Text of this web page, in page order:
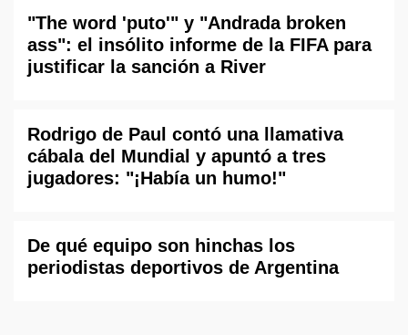
"The word 'puto'" y "Andrada broken
ass": el insólito informe de la FIFA para
justificar la sanción a River
Rodrigo de Paul contó una llamativa
cábala del Mundial y apuntó a tres
jugadores: "¡Había un humo!"
De qué equipo son hinchas los
periodistas deportivos de Argentina